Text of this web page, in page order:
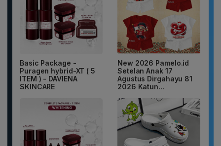
Basic Package -
Puragen hybrid-XT ( 5
ITEM ) - DAVIENA
SKINCARE
New 2026 Pamelo.id
Setelan Anak 17
Agustus Dirgahayu 81
2026 Katun...